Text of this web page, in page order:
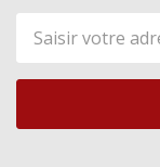
Adresse
de
courriel